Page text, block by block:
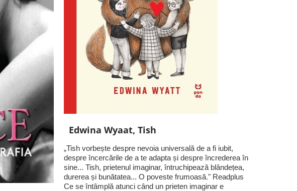
Edwina Wyaat, Tish
„Tish vorbește despre nevoia universală de a fi iubit,
despre încercările de a te adapta și despre încrederea în
sine... Tish, prietenul imaginar, întruchipează blândețea,
durerea și bunătatea... O poveste frumoasă." Readplus
Ce se întâmplă atunci când un prieten imaginar e